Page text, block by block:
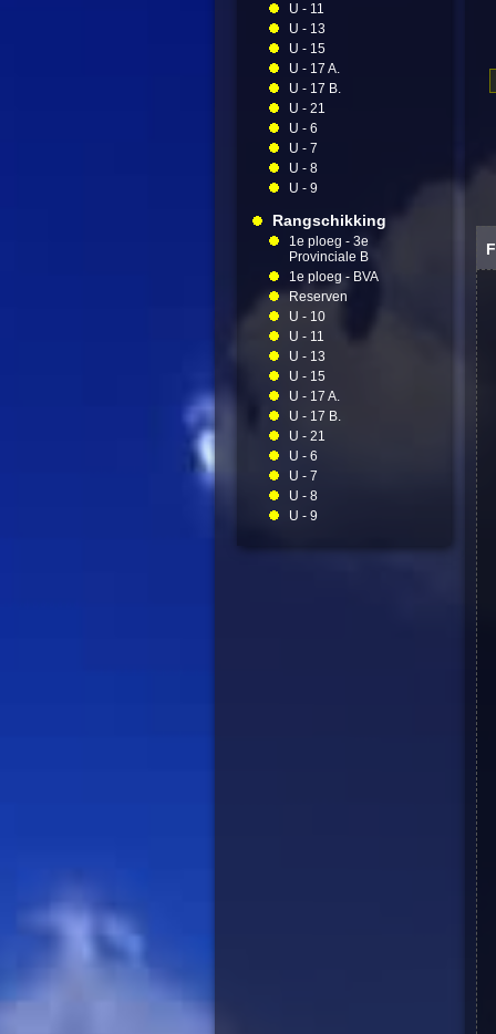
U - 11
U - 13
U - 15
U - 17 A.
U - 17 B.
U - 21
U - 6
U - 7
U - 8
U - 9
Rangschikking
1e ploeg - 3e
Provinciale B
1e ploeg - BVA
Reserven
U - 10
U - 11
U - 13
U - 15
U - 17 A.
U - 17 B.
U - 21
U - 6
U - 7
U - 8
U - 9